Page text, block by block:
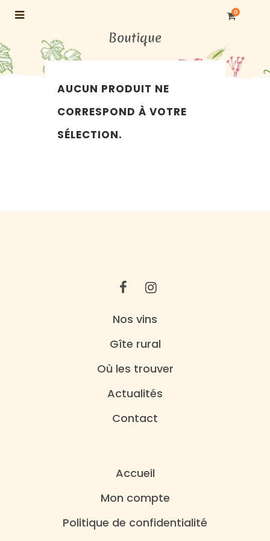
0
Boutique
AUCUN PRODUIT NE
CORRESPOND À VOTRE
SÉLECTION.
Nos vins
Gîte rural
Où les trouver
Actualités
Contact
Accueil
Mon compte
Politique de confidentialité